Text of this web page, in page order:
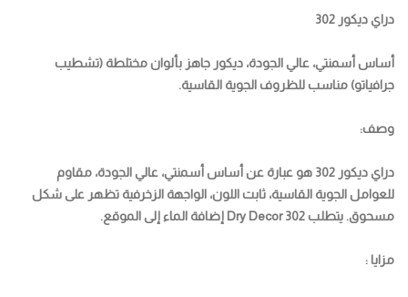
دراي ديكور 302
أساس أسمنتي، عالي الجودة، ديكور جاهز بألوان مختلطة (تشطيب
جرافياتو) مناسب للظروف الجوية القاسية.
وصف:
دراي ديكور 302 هو عبارة عن أساس أسمنتي، عالي الجودة، مقاوم
للعوامل الجوية القاسية، ثابت اللون، الواجهة الزخرفية تظهر على شكل
مسحوق. يتطلب Dry Decor 302 إضافة الماء إلى الموقع.
مزايا :